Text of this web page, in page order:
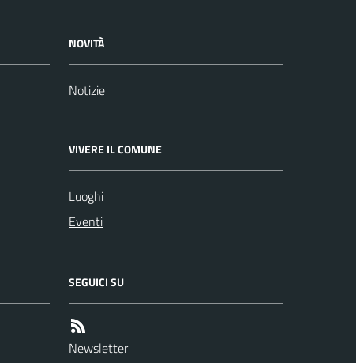
NOVITÀ
Notizie
VIVERE IL COMUNE
Luoghi
Eventi
SEGUICI SU
Newsletter